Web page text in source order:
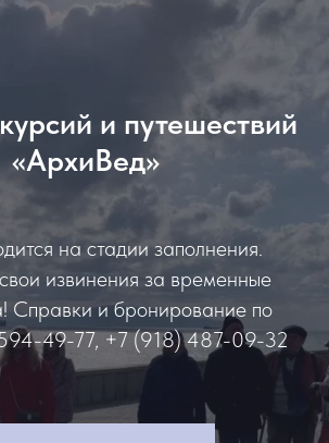
и путешествий
«АрхиВед»
на стадии заполнения.
извинения за временные
Справки и бронирование по
49-77, +7 (918) 487-09-32